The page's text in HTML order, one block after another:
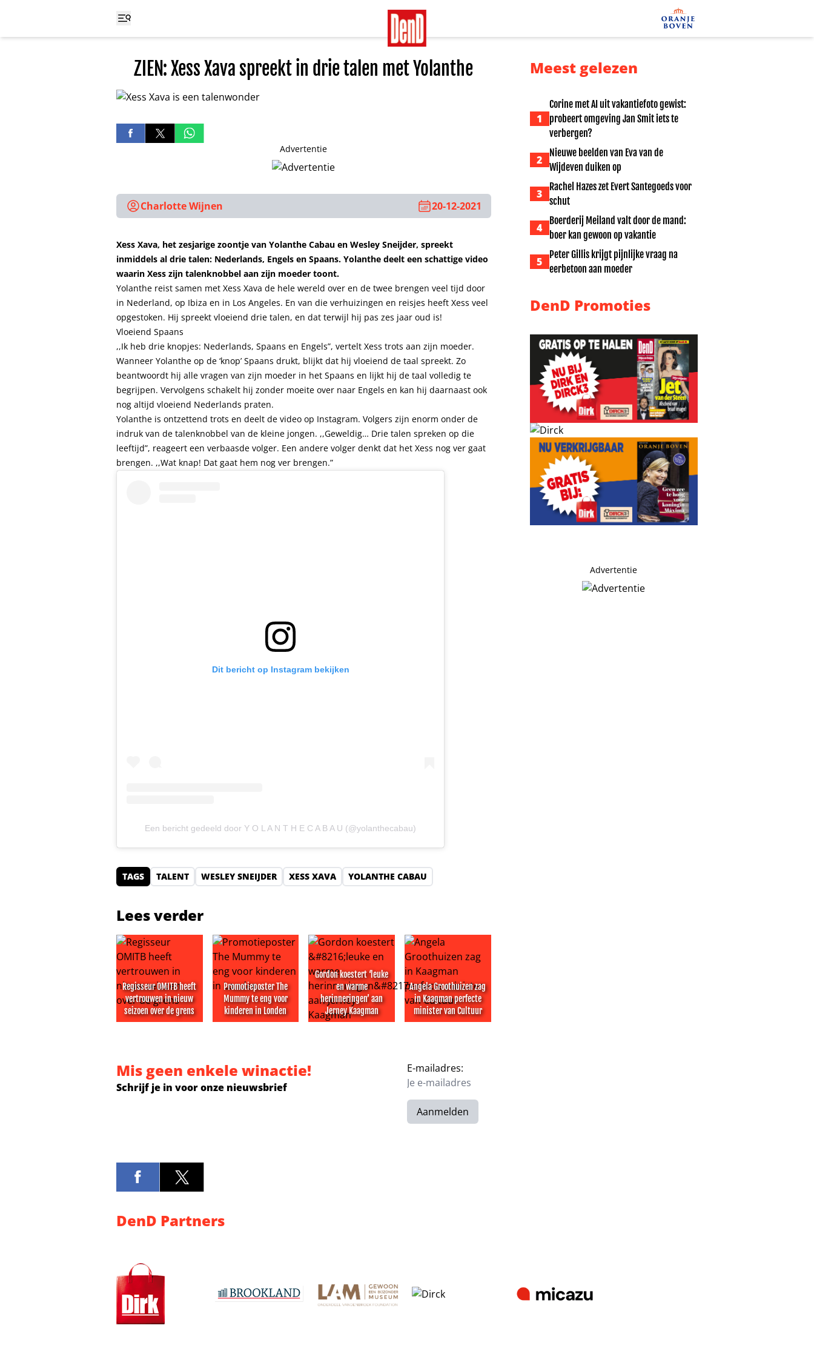
ZIEN: Xess Xava spreekt in drie talen met Yolanthe
Advertentie
Charlotte Wijnen 20-12-2021
Xess Xava, het zesjarige zoontje van Yolanthe Cabau en Wesley Sneijder, spreekt
inmiddels al drie talen: Nederlands, Engels en Spaans. Yolanthe deelt een schattige video
waarin Xess zijn talenknobbel aan zijn moeder toont.
Yolanthe reist samen met Xess Xava de hele wereld over en de twee brengen veel tijd door
in Nederland, op Ibiza en in Los Angeles. En van die verhuizingen en reisjes heeft Xess veel
opgestoken. Hij spreekt vloeiend drie talen, en dat terwijl hij pas zes jaar oud is!
Vloeiend Spaans
,,Ik heb drie knopjes: Nederlands, Spaans en Engels”, vertelt Xess trots aan zijn moeder.
Wanneer Yolanthe op de ‘knop’ Spaans drukt, blijkt dat hij vloeiend de taal spreekt. Zo
beantwoordt hij alle vragen van zijn moeder in het Spaans en lijkt hij de taal volledig te
begrijpen. Vervolgens schakelt hij zonder moeite over naar Engels en kan hij daarnaast ook
nog altijd vloeiend Nederlands praten.
Yolanthe is ontzettend trots en deelt de video op Instagram. Volgers zijn enorm onder de
indruk van de talenknobbel van de kleine jongen. ,,Geweldig… Drie talen spreken op die
leeftijd”, reageert een verbaasde volger. Een andere volger denkt dat het Xess nog ver gaat
brengen. ,,Wat knap! Dat gaat hem nog ver brengen.”
Dit bericht op Instagram bekijken
Een bericht gedeeld door Y O L A N T H E C A B A U (@yolanthecabau)
TAGS TALENT WESLEY SNEIJDER XESS XAVA YOLANTHE CABAU
Lees verder
Regisseur OMITB heeft
vertrouwen in nieuw
seizoen over de grens
Promotieposter The
Mummy te eng voor
kinderen in Londen
Gordon koestert ‘leuke
en warme
herinneringen’ aan
Jerney Kaagman
Angela Groothuizen zag
in Kaagman perfecte
minister van Cultuur
Meest gelezen
1
Corine met AI uit vakantiefoto gewist:
probeert omgeving Jan Smit iets te
verbergen?
2
Nieuwe beelden van Eva van de
Wijdeven duiken op
3
Rachel Hazes zet Evert Santegoeds voor
schut
4
Boerderij Meiland valt door de mand:
boer kan gewoon op vakantie
5
Peter Gillis krijgt pijnlijke vraag na
eerbetoon aan moeder
DenD Promoties
Advertentie
Mis geen enkele winactie!
Schrijf je in voor onze nieuwsbrief
E-mailadres:
Aanmelden
DenD Partners